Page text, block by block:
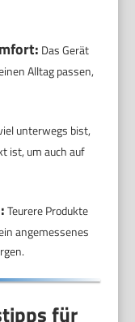
Das Gerät
Alltag passen,
unterwegs bist,
ist, um auch auf
Teurere Produkte
angemessenes
für